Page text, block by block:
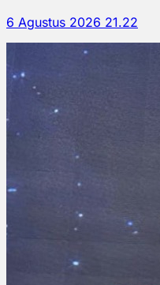
6 Agustus 2026 21.22